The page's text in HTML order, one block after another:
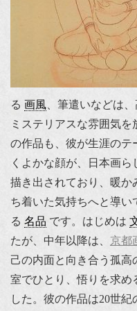
る 画風 、筆遣いなどは
ミステリアスな雰囲気
の作品も、彼が生涯のテ
くよかな顔が、日本画
描き出されており、暖か
ち着いた気持ちへと導い
る 名品 です。はじめは
たが、中年以降は、 京都
己の内面と向き合う孤
室でひとり、悟りを求め
した。彼の作品は20世紀